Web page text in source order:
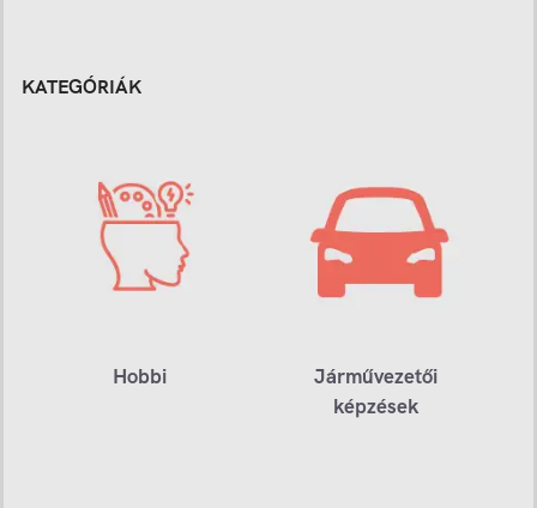
KATEGÓRIÁK
Hobbi
Járművezetői
képzések